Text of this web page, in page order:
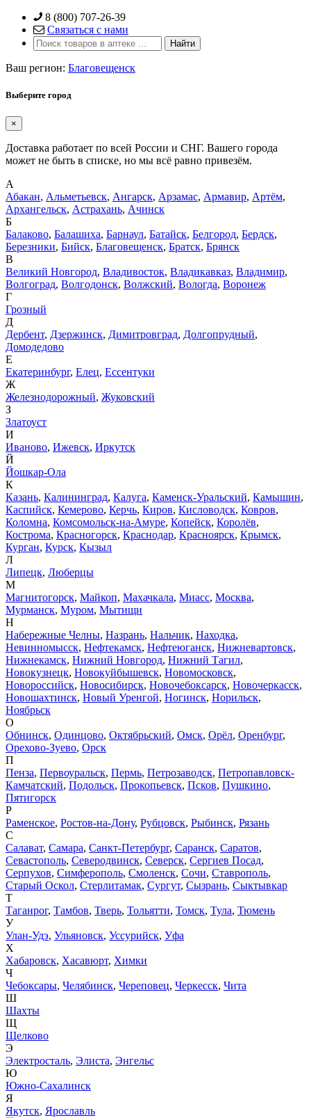
Skip
content
8 (800) 707-26-39
Связаться с нами
Ваш регион: Благовещенск
Выберите город
×
Доставка работает по всей России и СНГ. Вашего города
может не быть в списке, но мы всё равно привезём.
А
Абакан, Альметьевск, Ангарск, Арзамас, Армавир, Артём,
Архангельск, Астрахань, Ачинск
Б
Балаково, Балашиха, Барнаул, Батайск, Белгород, Бердск,
Березники, Бийск, Благовещенск, Братск, Брянск
В
Великий Новгород, Владивосток, Владикавказ, Владимир,
Волгоград, Волгодонск, Волжский, Вологда, Воронеж
Г
Грозный
Д
Дербент, Дзержинск, Димитровград, Долгопрудный,
Домодедово
Е
Екатеринбург, Елец, Ессентуки
Ж
Железнодорожный, Жуковский
З
Златоуст
И
Иваново, Ижевск, Иркутск
Й
Йошкар-Ола
К
Казань, Калининград, Калуга, Каменск-Уральский, Камышин,
Каспийск, Кемерово, Керчь, Киров, Кисловодск, Ковров,
Коломна, Комсомольск-на-Амуре, Копейск, Королёв,
Кострома, Красногорск, Краснодар, Красноярск, Крымск,
Курган, Курск, Кызыл
Л
Липецк, Люберцы
М
Магнитогорск, Майкоп, Махачкала, Миасс, Москва,
Мурманск, Муром, Мытищи
Н
Набережные Челны, Назрань, Нальчик, Находка,
Невинномысск, Нефтекамск, Нефтеюганск, Нижневартовск,
Нижнекамск, Нижний Новгород, Нижний Тагил,
Новокузнецк, Новокуйбышевск, Новомосковск,
Новороссийск, Новосибирск, Новочебоксарск, Новочеркасск,
Новошахтинск, Новый Уренгой, Ногинск, Норильск,
Ноябрьск
О
Обнинск, Одинцово, Октябрьский, Омск, Орёл, Оренбург,
Орехово-Зуево, Орск
П
Пенза, Первоуральск, Пермь, Петрозаводск, Петропавловск-
Камчатский, Подольск, Прокопьевск, Псков, Пушкино,
Пятигорск
Р
Раменское, Ростов-на-Дону, Рубцовск, Рыбинск, Рязань
С
Салават, Самара, Санкт-Петербург, Саранск, Саратов,
Севастополь, Северодвинск, Северск, Сергиев Посад,
Серпухов, Симферополь, Смоленск, Сочи, Ставрополь,
Старый Оскол, Стерлитамак, Сургут, Сызрань, Сыктывкар
Т
Таганрог, Тамбов, Тверь, Тольятти, Томск, Тула, Тюмень
У
Улан-Удэ, Ульяновск, Уссурийск, Уфа
Х
Хабаровск, Хасавюрт, Химки
Ч
Чебоксары, Челябинск, Череповец, Черкесск, Чита
Ш
Шахты
Щ
Щелково
Э
Электросталь, Элиста, Энгельс
Ю
Южно-Сахалинск
Я
Якутск, Ярославль